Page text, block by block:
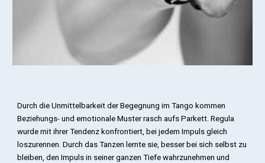
Durch die Unmittelbarkeit der Begegnung im Tango kommen
Beziehungs- und emotionale Muster rasch aufs Parkett. Regula
wurde mit ihrer Tendenz konfrontiert, bei jedem Impuls gleich
loszurennen. Durch das Tanzen lernte sie, besser bei sich selbst zu
bleiben, den Impuls in seiner ganzen Tiefe wahrzunehmen und